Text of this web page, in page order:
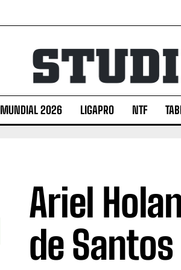
MUNDIAL 2026 LIGAPRO NTF
Ariel
de Santos